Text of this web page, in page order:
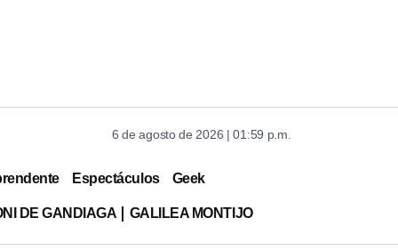
6 de agosto de 2026 | 01:59 p.m.
Espectáculos Geek
DE GANDIAGA GALILEA MONTIJO